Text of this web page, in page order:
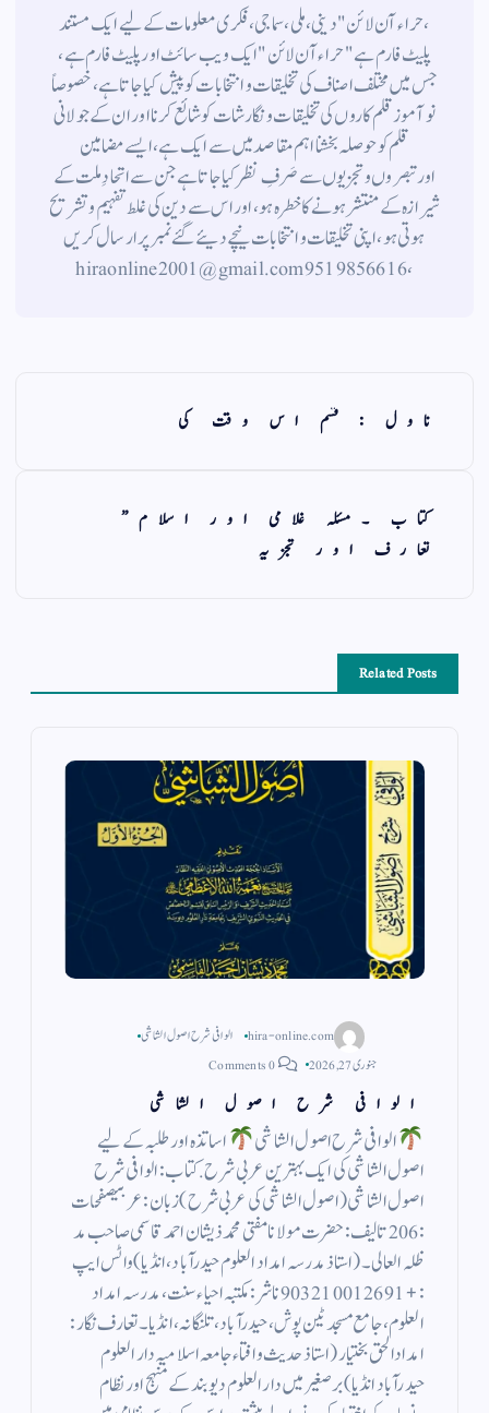
،حراء آن لائن" دینی ، ملی ، سماجی ، فکری معلومات کے لیے ایک مستند
پلیٹ فارم ہے " حراء آن لائن " ایک ویب سائٹ اور پلیٹ فارم ہے ،
جس میں مختلف اصناف کی تخلیقات و انتخابات کو پیش کیا جاتا ہے ، خصوصاً
نوآموز قلم کاروں کی تخلیقات و نگارشات کو شائع کرنا اور ان کے جولانی
قلم کوحوصلہ بخشنا اہم مقاصد میں سے ایک ہے ، ایسے مضامین
اورتبصروں وتجزیوں سے صَرفِ نظر کیا جاتاہے جن سے اتحادِ ملت کے
شیرازہ کے منتشر ہونے کاخطرہ ہو ، اور اس سے دین کی غلط تفہیم وتشریح
ہوتی ہو، اپنی تخلیقات و انتخابات نیچے دیئے گئے نمبر پر ارسال کریں
، 9519856616 hiraonline2001@gmail.com
ناول : قسم اس وقت کی
کتاب ۔مسئلہ غلامی اور اسلام”
تعارف اور تجزیہ
Related Posts
hira-online.com
الوافی شرح اصول الشاشی
جنوری 27, 2026
الوافی شرح اصول الشاشی
الوافی شرح اصول الشاشی
اساتذہ اور طلبہ کے لیے
اصول الشاشی کی ایک بہترین عربی شرح. کتاب : الوافی شرح
اصول الشاشی (اصول الشاشی کی عربی شرح)زبان : عربیصفحات
: 206تالیف : حضرت مولانا مفتی محمد ذیشان احمد قاسمی صاحب مد
ظلہ العالی۔(استاذ مدرسہ امداد العلوم حیدرآباد، انڈیا)واٹس ایپ
:+91 9032100126ناشر : مکتبہ احیاء سنت، مدرسہ امداد
العلوم، جامع مسجد ٹین پوش، حیدرآباد، تلنگانہ، انڈیا۔تعارف نگار:
امدادالحق بختیار (استاذ حدیث وافتاء جامعہ اسلامیہ دار العلوم
حیدرآباد انڈیا) بر صغیر میں دار العلوم دیوبند کے منہج اور نظام